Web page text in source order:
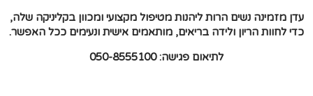
עדן מזמינה נשים הרות ליהנות מטיפול מקצועי ומכוון בקליניקה שלה,
כדי לחוות הריון ולידה בריאים, מותאמים אישית ונעימים ככל האפשר.
לתיאום פגישה: 050-8555100